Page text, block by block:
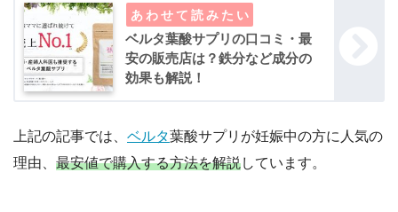
ベルタ葉酸サプリの口コミ・最
安の販売店は？鉄分など成分の
効果も解説！
上記の記事では、 ベルタ葉酸サプリが妊娠中の方に人気の
理由、 最安値で購入する方法を解説しています。